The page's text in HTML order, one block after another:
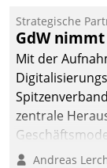
kommunale
gemeinsam
Teilprozess
Strategische
GdW
Mit der
zentrale
entwickeln.
Andreas